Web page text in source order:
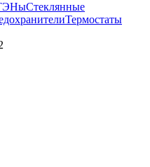
Стеклянные
Термостаты